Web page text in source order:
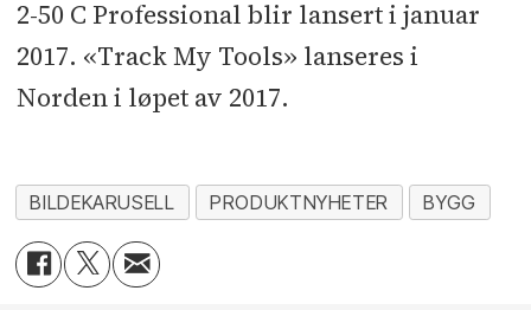
2-50 C Professional blir lansert i januar
2017. «Track My Tools» lanseres i
Norden i løpet av 2017.
BILDEKARUSELL PRODUKTNYHETER BYGG